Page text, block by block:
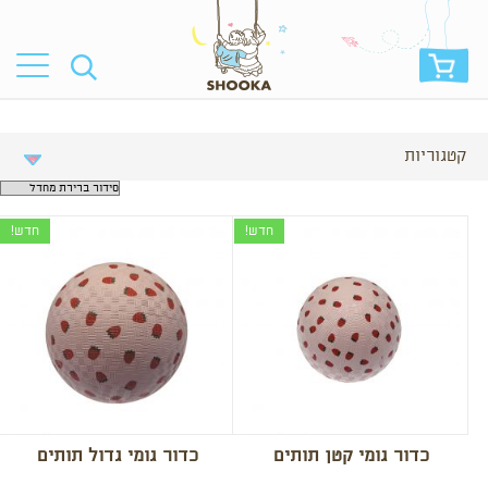
קטגוריות
חדש!
כדור גומי גדול תותים
חדש!
כדור גומי קטן תותים